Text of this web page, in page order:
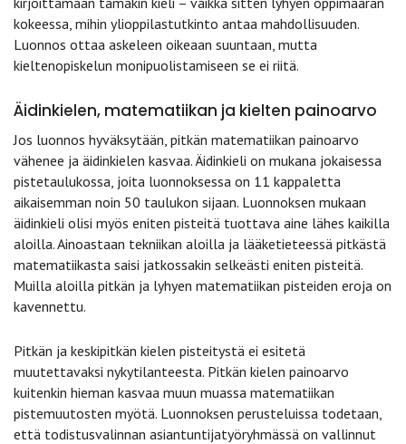
kokeessa, mihin ylioppilastutkinto antaa mahdollisuuden.
Luonnos ottaa askeleen oikeaan suuntaan, mutta
kieltenopiskelun monipuolistamiseen se ei riitä.
Äidinkielen, matematiikan ja kielten painoarvo
Jos luonnos hyväksytään, pitkän matematiikan painoarvo
vähenee ja äidinkielen kasvaa. Äidinkieli on mukana jokaisessa
pistetaulukossa, joita luonnoksessa on 11 kappaletta
aikaisemman noin 50 taulukon sijaan. Luonnoksen mukaan
äidinkieli olisi myös eniten pisteitä tuottava aine lähes kaikilla
aloilla. Ainoastaan tekniikan aloilla ja lääketieteessä pitkästä
matematiikasta saisi jatkossakin selkeästi eniten pisteitä.
Muilla aloilla pitkän ja lyhyen matematiikan pisteiden eroja on
kavennettu.
Pitkän ja keskipitkän kielen pisteitystä ei esitetä
muutettavaksi nykytilanteesta. Pitkän kielen painoarvo
kuitenkin hieman kasvaa muun muassa matematiikan
pistemuutosten myötä. Luonnoksen perusteluissa todetaan,
että todistusvalinnan asiantuntijatyöryhmässä on vallinnut